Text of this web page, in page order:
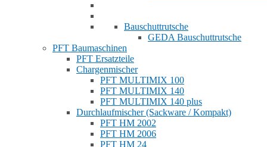
Bauschuttrutsche
GEDA Bauschuttrutsche
PFT Baumaschinen
PFT Ersatzteile
Chargenmischer
PFT MULTIMIX 100
PFT MULTIMIX 140
PFT MULTIMIX 140 plus
Durchlaufmischer (Sackware / Kompakt)
PFT HM 2002
PFT HM 2006
PFT HM 24